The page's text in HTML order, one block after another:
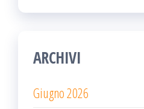
ARCHIVI
Giugno 2026